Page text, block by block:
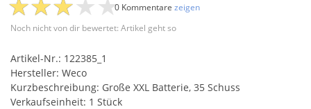
Noch nicht von dir bewertet: Artikel geht so
0 Kommentare zeigen
Artikel-Nr.: 122385_1
Hersteller: Weco
Kurzbeschreibung: Große XXL Batterie, 35 Schuss
Verkaufseinheit: 1 Stück